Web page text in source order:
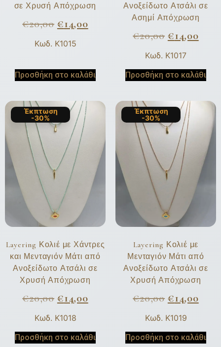
σε Χρυσή Απόχρωση
€20,00 €14,00
Κωδ. K1015
Προσθήκη στο καλάθι
Ανοξείδωτο Ατσάλι σε
Ασημί Απόχρωση
€20,00 €14,00
Κωδ. K1017
Προσθήκη στο καλάθι
Έκπτωση
-30%
Layering Κολιέ με Χάντρες
και Μενταγιόν Μάτι από
Ανοξείδωτο Ατσάλι σε
Χρυσή Απόχρωση
€20,00 €14,00
Κωδ. K1018
Προσθήκη στο καλάθι
Έκπτωση
-30%
Layering Κολιέ με
Μενταγιόν Μάτι από
Ανοξείδωτο Ατσάλι σε
Χρυσή Απόχρωση
€20,00 €14,00
Κωδ. K1019
Προσθήκη στο καλάθι